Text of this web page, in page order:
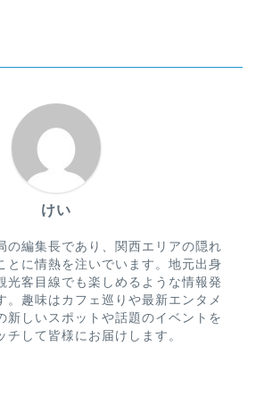
けい
の編集長であり、関西エリアの隠れ
とに情熱を注いでいます。地元出身
光客目線でも楽しめるような情報発
。趣味はカフェ巡りや最新エンタメ
新しいスポットや話題のイベントを
チして皆様にお届けします。